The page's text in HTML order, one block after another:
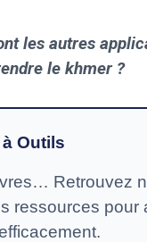
les autres
le khmer ?
Outils
Retrouvez
ressources pour